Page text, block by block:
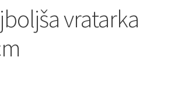
vratarka